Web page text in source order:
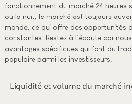
fonctionnement du marché 24 heures
ou la nuit, le marché est toujours
monde, ce qui offre des opportunités
constantes. Restez à l’écoute car
avantages spécifiques qui font du
populaire parmi les investisseurs.
Liquidité et volume du marché